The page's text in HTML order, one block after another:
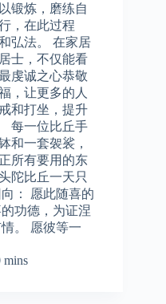
锻炼，磨练自
，在此过程
弘法。 在家居
士，不仅能看
虔诚之心恭敬
，让更多的人
和打坐，提升
每一位比丘手
和一套袈裟，
所有要用的东
陀比丘一天只
： 愿此随喜的
功德，为证涅
。 愿彼等一
mins